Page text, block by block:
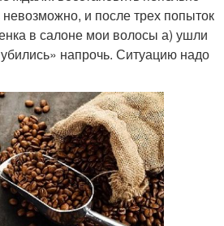
невозможно, и после трех попыток
в салоне мои волосы а) ушли
напрочь. Ситуацию надо